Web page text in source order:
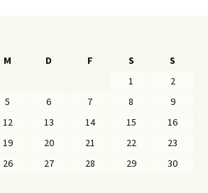
M D F S
S
1
2
5 6 7 8
9
12 13 14 15
16
19 20 21 22
23
26 27 28 29
30